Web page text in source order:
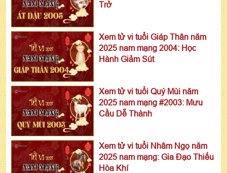
Trở
Xem tử vi tuổi Giáp Thân năm
2025 nam mạng 2004: Học
Hành Giảm Sút
Xem tử vi tuổi Quý Mùi năm
2025 nam mạng #2003: Mưu
Cầu Dễ Thành
Xem tử vi tuổi Nhâm Ngọ năm
2025 nam mạng: Gia Đạo Thiếu
Hòa Khí